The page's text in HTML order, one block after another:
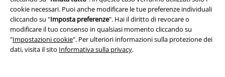
cookie necessari. Puoi anche modificare le tue preferenze individuali
cliccando su "Imposta preferenze". Hai il diritto di revocare o
modificare il tuo consenso in qualsiasi momento cliccando su
"Impostazioni cookie". Per ulteriori informazioni sulla protezione dei
dati, visita il sito Informativa sulla privacy.
sembrino cool? Allora dovresti fare shopping di vestiti all'EMP. Marchi
comeNoisy May, Gothicana, Urban Classics o Band Modesono solo
alcuni esempi di ciò che puoi trovare nel negozio di moda online.
L'assortimento spazia dall'intimo, come gli accoglienticalzini e i boxer,
allegiaccheresistenti alle intemperie che ti terranno bello caldo anche
nelle più profonde raffiche di neve. Scopri magliette, pullover e top con